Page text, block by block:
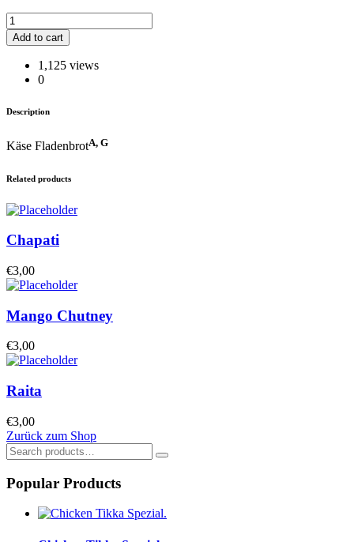
Panir
Naan
quantity
Add to cart
1,125 views
0
Description
Käse FladenbrotA, G
Related products
Chapati
€3,00
Mango Chutney
€3,00
Raita
€3,00
Zurück zum Shop
Popular Products